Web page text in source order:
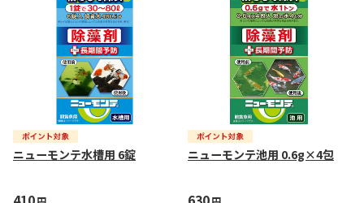
ニューモンテ水槽用 6錠 ニューモンテ池用 0.6g×4包